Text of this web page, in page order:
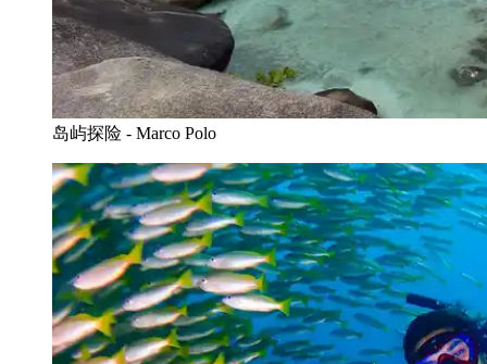
岛屿探险 - Marco Polo